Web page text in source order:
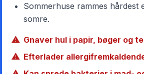
Sommerhuse rammes hårdest
somre.
Gnaver hul i papir, bøger og
Efterlader